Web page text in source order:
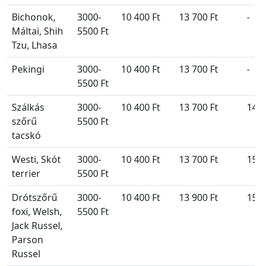
Bichonok,
Máltai, Shih
Tzu, Lhasa
3000-
5500 Ft
10 400 Ft 13 700 Ft -
Pekingi
3000-
5500 Ft
10 400 Ft 13 700 Ft -
Szálkás
szőrű
tacskó
3000-
5500 Ft
10 400 Ft 13 700 Ft 14
Westi, Skót
terrier
3000-
5500 Ft
10 400 Ft 13 700 Ft 15
Drótszőrű
foxi, Welsh,
Jack Russel,
Parson
Russel
3000-
5500 Ft
10 400 Ft 13 900 Ft 15